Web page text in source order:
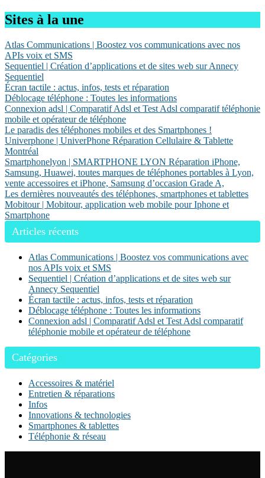
Sites à la une
Atlas Communications | Boostez vos communications avec nos
APIs voix et SMS
Sequentiel | Création d’applica­tions et de sites web sur Annecy
Sequentiel
Écran tactile : actus, infos, tests et réparation
Déblocage téléphone : Toutes les informations
Connexion adsl | Comparatif Adsl et Test Adsl comparatif téléphonie
mobile et opérateur de téléphone
Le paradis des téléphones mobiles et des Smartphones !
Univerphone | UniverPhone Réparation Cellulaire & Tablette
Montréal
Smartpho­nel­yon | SMARTPHONE LYON Réparation iPhone,
Samsung, Huawei, toutes marques de téléphones portables à Lyon,
vente accessoires et iPhone, Samsung d’occasion Grade A,
Les dernières nouveautés des téléphones, smartphones et tablettes
Mobitour | Mobitour, application web mobile pour Iphone et
Smartphone
Articles récents
Atlas Communications | Boostez vos communications avec
nos APIs voix et SMS
Sequentiel | Création d’applica­tions et de sites web sur
Annecy Sequentiel
Écran tactile : actus, infos, tests et réparation
Déblocage téléphone : Toutes les informations
Connexion adsl | Comparatif Adsl et Test Adsl comparatif
téléphonie mobile et opérateur de téléphone
Catégories
Accessoires & matériel
Entretien & réparations
Infos
Innovations & technologies
Smartphones & tablettes
Téléphonie & réseau